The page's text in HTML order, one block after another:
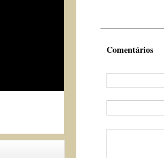
Comentários